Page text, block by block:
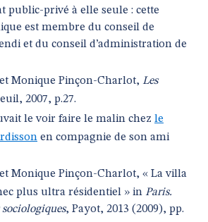
public-privé à elle seule : cette
est membre du conseil de
et du conseil d’administration de
Monique Pinçon-Charlot, Les
2007, p.27.
le voir faire le malin chez le
en compagnie de son ami
Monique Pinçon-Charlot, « La villa
plus ultra résidentiel » in Paris.
, Payot, 2013 (2009), pp.